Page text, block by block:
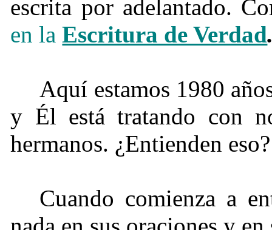
escrita por adelantado.
en laEscritura de Verdad
Aquí estamos 1980
y Él está tratando con
hermanos. ¿Entienden eso?
Cuando comienza a